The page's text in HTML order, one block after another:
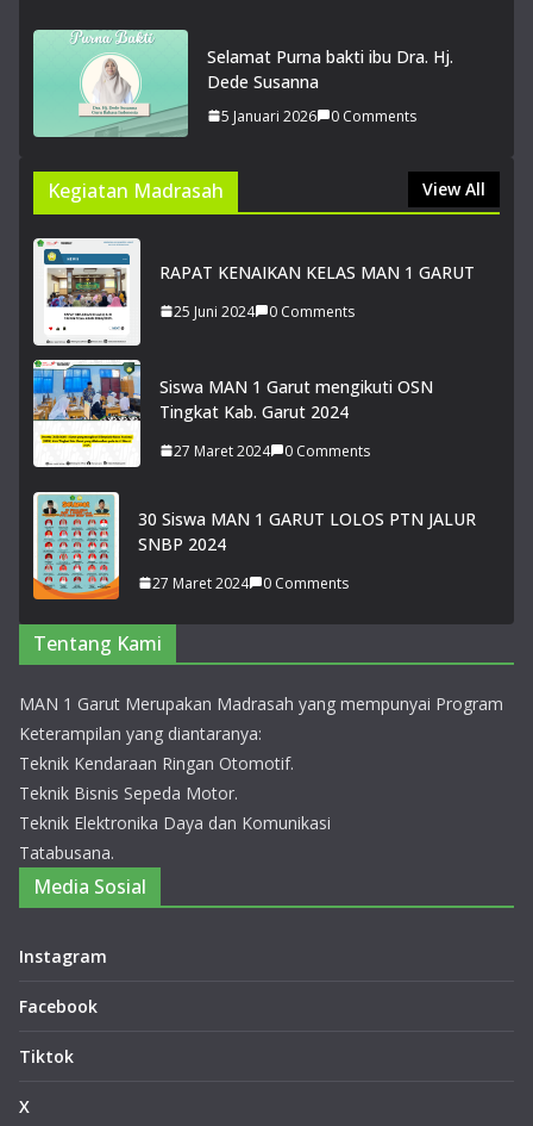
Selamat Purna bakti ibu Dra. Hj.
Dede Susanna
5 Januari 2026 0 Comments
Kegiatan Madrasah View All
RAPAT KENAIKAN KELAS MAN 1 GARUT
25 Juni 2024 0 Comments
Siswa MAN 1 Garut mengikuti OSN
Tingkat Kab. Garut 2024
27 Maret 2024 0 Comments
30 Siswa MAN 1 GARUT LOLOS PTN JALUR
SNBP 2024
27 Maret 2024 0 Comments
Tentang Kami
MAN 1 Garut Merupakan Madrasah yang mempunyai Program
Keterampilan yang diantaranya:
Teknik Kendaraan Ringan Otomotif.
Teknik Bisnis Sepeda Motor.
Teknik Elektronika Daya dan Komunikasi
Tatabusana.
Media Sosial
Instagram
Facebook
Tiktok
X